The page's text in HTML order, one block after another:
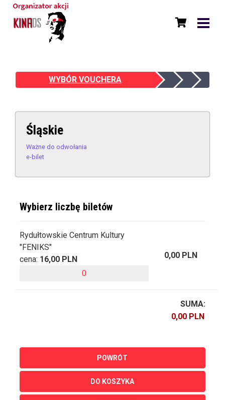
WYBÓR VOUCHERA
Śląskie
Ważne do odwołania
e-bilet
Wybierz liczbę biletów
Rydułtowskie Centrum Kultury
"FENIKS"
cena: 16,00 PLN 0,00 PLN
SUMA:
POWRÓT
DO KOSZYKA